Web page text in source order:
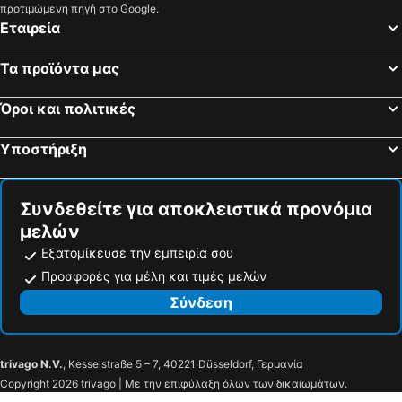
προτιμώμενη πηγή στο Google.
Εταιρεία
Τα προϊόντα μας
Όροι και πολιτικές
Υποστήριξη
Συνδεθείτε για αποκλειστικά προνόμια
μελών
Εξατομίκευσε την εμπειρία σου
Προσφορές για μέλη και τιμές μελών
Σύνδεση
trivago N.V., Kesselstraße 5 – 7, 40221 Düsseldorf, Γερμανία
Copyright 2026 trivago | Με την επιφύλαξη όλων των δικαιωμάτων.